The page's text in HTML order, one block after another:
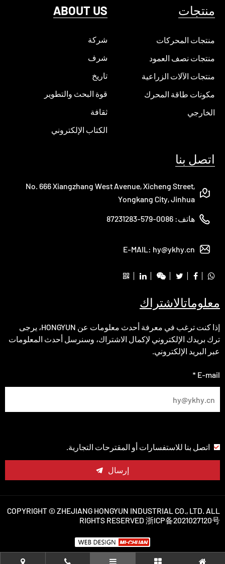
منتجات
منتجات المحركات
منتجات نصف العمود
منتجات الآلات الزراعية
مكونات طاقة المحرك
الخارجي
ABOUT US
شركة
شرف
تاريخ
قوة البحث والتطوير
ثقافة
الكتاب الإلكتروني
اتصل بنا
No. 666 Xiangzhang West Avenue, Xicheng Street,
Yongkang City, Jinhua
هاتف: 0086-579-87231283
E-MAIL: hy@ykhy.cn
معلوماتالاشتراك
إذا كنت ترغب في معرفة أحدث معلومات عن HONGYUN، يرجى
ترك بريدك الإلكتروني لإكمال الاشتراك، وسنرسل أحدث المعلومات
عبر البريد الإلكتروني.
E-mail *
اتصل بنا للاستفسارات أو المقترحات التجارية.
إرسال
COPYRIGHT © ZHEJIANG HONGYUN INDUSTRIAL CO., LTD. ALL
RIGHTS RESERVED 浙ICP备2021027120号